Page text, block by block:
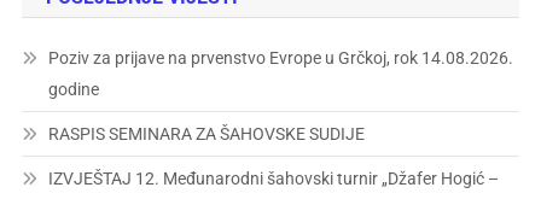
Poziv za prijave na prvenstvo Evrope u Grčkoj, rok 14.08.2026.
godine
RASPIS SEMINARA ZA ŠAHOVSKE SUDIJE
IZVJEŠTAJ 12. Međunarodni šahovski turnir „Džafer Hogić –